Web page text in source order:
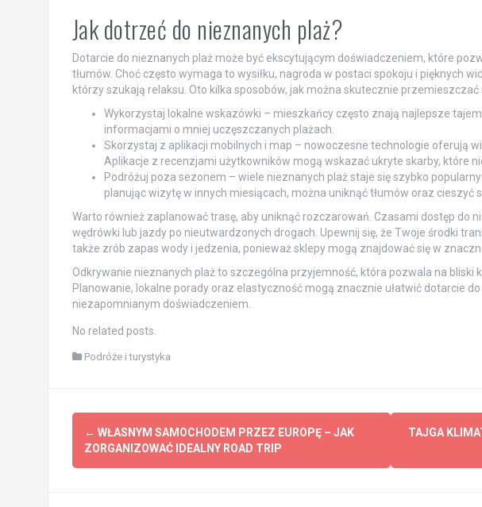
Jak dotrzeć do nieznanych plaż?
Dotarcie do nieznanych plaż może być ekscytującym doświadczeniem, które
tłumów. Choć często wymaga to wysiłku, nagroda w postaci spokoju i pięknych
którzy szukają relaksu. Oto kilka sposobów, jak można skutecznie
Wykorzystaj lokalne wskazówki – mieszkańcy często znają najlepsze
informacjami o mniej uczęszczanych plażach.
Skorzystaj z aplikacji mobilnych i map – nowoczesne technologie oferują
Aplikacje z recenzjami użytkowników mogą wskazać ukryte skarby, które
Podróżuj poza sezonem – wiele nieznanych plaż staje się szybko
planując wizytę w innych miesiącach, można uniknąć tłumów oraz cieszyć
Warto również zaplanować trasę, aby uniknąć rozczarowań. Czasami dostęp do
wędrówki lub jazdy po nieutwardzonych drogach. Upewnij się, że Twoje środki
także zrób zapas wody i jedzenia, ponieważ sklepy mogą znajdować się w
Odkrywanie nieznanych plaż to szczególna przyjemność, która pozwala na bliski
Planowanie, lokalne porady oraz elastyczność mogą znacznie ułatwić dotarcie
niezapomnianym doświadczeniem.
No related posts.
Podróże i turystyka
Post
navigation
← WŁASNYM SAMOCHODEM PRZEZ EUROPĘ – JAK
ZORGANIZOWAĆ IDEALNY ROAD TRIP
TAJGA